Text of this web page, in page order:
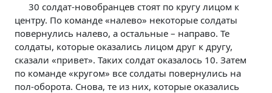
30 солдат-новобранцев стоят по кругу лицом к
центру. По команде «налево» некоторые солдаты
повернулись налево, а остальные – направо. Те
солдаты, которые оказались лицом друг к другу,
сказали «привет». Таких солдат оказалось 10. Затем
по команде «кругом» все солдаты повернулись на
пол-оборота. Снова, те из них, которые оказались